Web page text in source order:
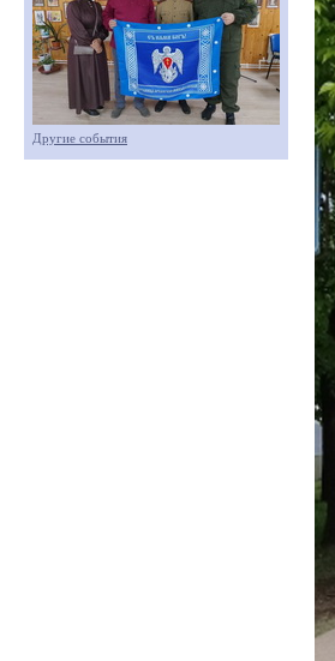
Другие события